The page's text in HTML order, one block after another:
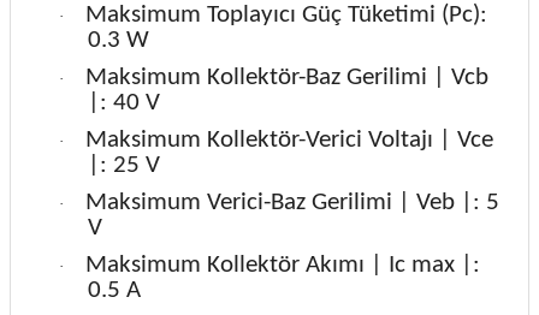
·
Maksimum Toplayıcı Güç Tüketimi (Pc):
0.3 W
·
Maksimum Kollektör-Baz Gerilimi | Vcb
|: 40 V
·
Maksimum Kollektör-Verici Voltajı | Vce
|: 25 V
·
Maksimum Verici-Baz Gerilimi | Veb |: 5
V
·
Maksimum Kollektör Akımı | Ic max |:
0.5 A